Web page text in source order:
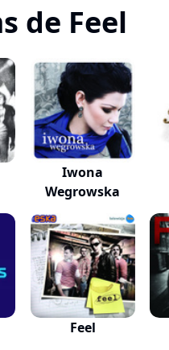
de Feel
Iwona
Wegrowska
Feel